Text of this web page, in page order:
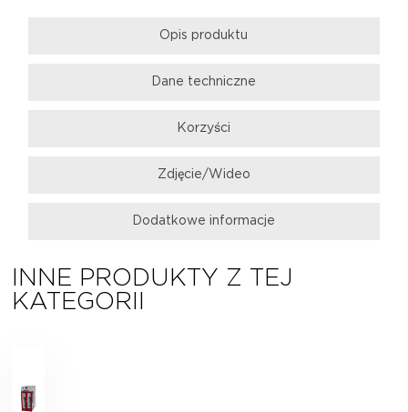
Opis produktu
Dane techniczne
Korzyści
Zdjęcie/Wideo
Dodatkowe informacje
INNE PRODUKTY Z TEJ
KATEGORII